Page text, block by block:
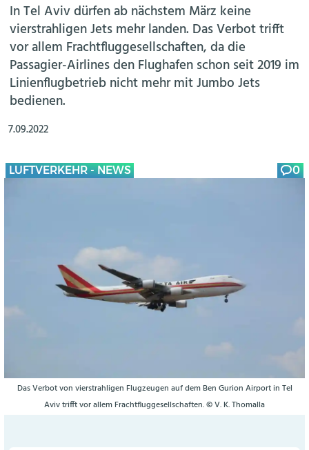
BERUFE
AERO-KULTUR
In Tel Aviv dürfen ab nächstem März keine
vierstrahligen Jets mehr landen. Das Verbot trifft
vor allem Frachtfluggesellschaften, da die
Passagier-Airlines den Flughafen schon seit 2019 im
Linienflugbetrieb nicht mehr mit Jumbo Jets
bedienen.
7.09.2022
LUFTVERKEHR - NEWS 0
Das Verbot von vierstrahligen Flugzeugen auf dem Ben Gurion Airport in Tel
Aviv trifft vor allem Frachtfluggesellschaften. © V. K. Thomalla